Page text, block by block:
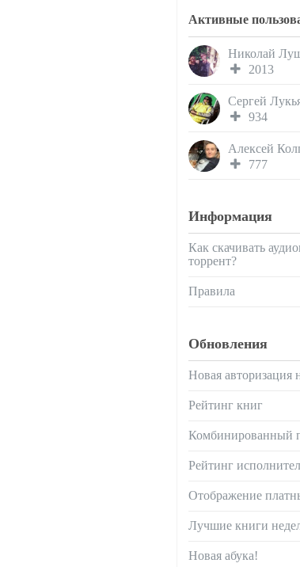
Активные
Николай
2013
Сергей
934
Алексей
777
Информация
Как скачивать
торрент?
Правила
Обновления
Новая авторизация
Рейтинг книг
Комбинированный
Рейтинг
Отображение
Лучшие книги
Новая абука!